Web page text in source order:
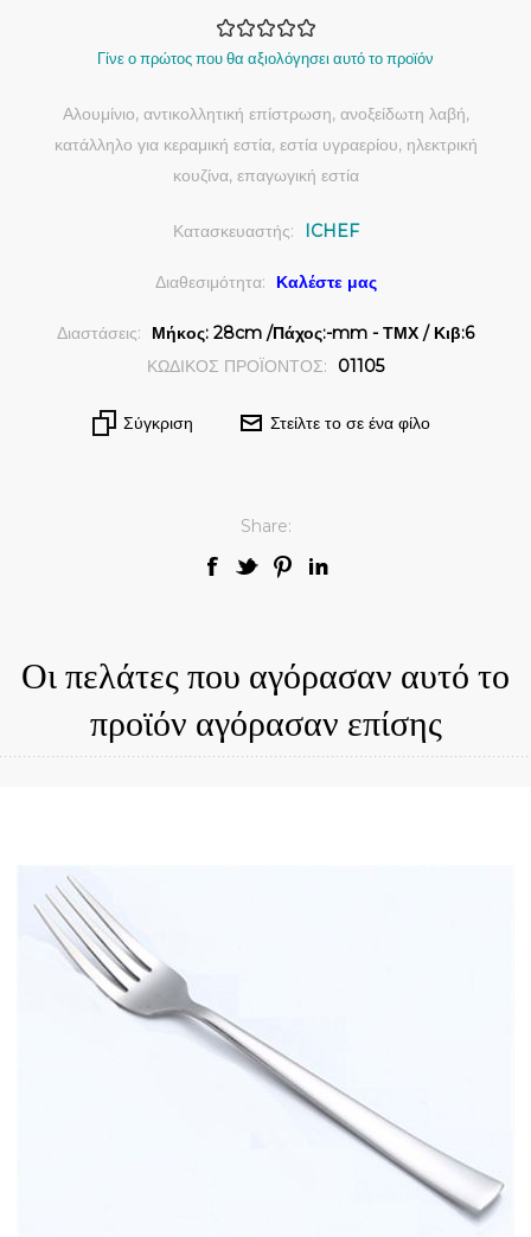
Γίνε ο πρώτος που θα αξιολόγησει αυτό το προϊόν
Αλουμίνιο, αντικολλητική επίστρωση, ανοξείδωτη λαβή,
κατάλληλο για κεραμική εστία, εστία υγραερίου, ηλεκτρική
κουζίνα, επαγωγική εστία
Κατασκευαστής: ICHEF
Διαθεσιμότητα: Καλέστε μας
Διαστάσεις:
Μήκος: 28cm /Πάχος:-mm - ΤΜΧ / Κιβ:6
ΚΩΔΙΚΟΣ ΠΡΟΪΟΝΤΟΣ:
01105
Σύγκριση Στείλτε το σε ένα φίλο
Share:
Οι πελάτες που αγόρασαν αυτό το
προϊόν αγόρασαν επίσης